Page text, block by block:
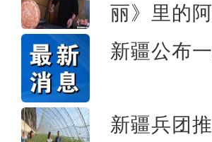
丽》里的
新疆公布
新疆兵团